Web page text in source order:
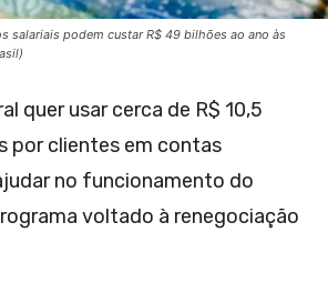
salariais podem custar R$ 49 bilhões ao ano às
quer usar cerca de R$ 10,5
por clientes em contas
no funcionamento do
voltado à renegociação